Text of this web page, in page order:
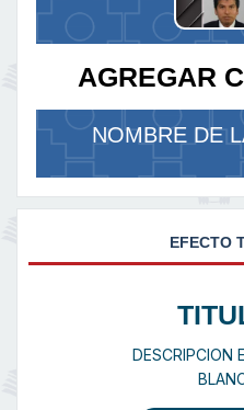
AGREGAR
NOMBRE DE
EFECTO
DESCRIPCION